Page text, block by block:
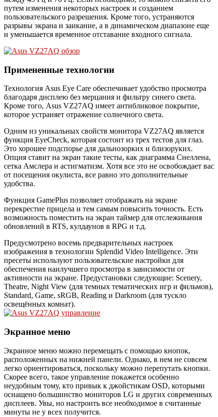
путем изменения некоторых настроек и созданием
пользовательского разрешения. Кроме того, устраняются
разрывы экрана и заикание, а в динамическом диапазоне еще
и уменьшается временное отставание входного сигнала.
Примененные технологии
Технология Asus Eye Care обеспечивает удобство просмотра
благодаря дисплею без мерцания и фильтру синего света.
Кроме того, Asus VZ27AQ имеет антибликовое покрытие,
которое устраняет отражение солнечного света.
Одним из уникальных свойств монитора VZ27AQ является
функция EyeCheck, которая состоит из трех тестов для глаз.
Это хорошее подспорье для дальнозорких и близоруких.
Опция ставит на экран такие тесты, как диаграмма Снеллена,
сетка Амслера и астигматизм. Хотя все это не освобождает вас
от посещения окулиста, все равно это дополнительные
удобства.
Функция GamePlus позволяет отображать на экране
перекрестие прицела и тем самым повысить точность. Есть
возможность поместить на экран таймер для отслеживания
обновлений в RTS, кулдаунов в RPG и т.д.
Предусмотрено восемь предварительных настроек
изображения в технологии Splendid Video Intelligence. Эти
пресеты используют пользовательские настройки для
обеспечения наилучшего просмотра в зависимости от
активности на экране. Предустановки следующие: Scenery,
Theatre, Night View (для темных тематических игр и фильмов),
Standard, Game, sRGB, Reading и Darkroom (для тускло
освещённых комнат).
Экранное меню
Экранное меню можно перемещать с помощью кнопок,
расположенных на нижней панели. Однако, в нем не совсем
легко ориентироваться, поскольку можно перепутать кнопки.
Скорее всего, такое управление покажется особенно
неудобным тому, кто привык к джойстикам OSD, которыми
оснащено большинство мониторов LG и других современных
дисплеев. Увы, но настроить все необходимое в считанные
минуты не у всех получится.